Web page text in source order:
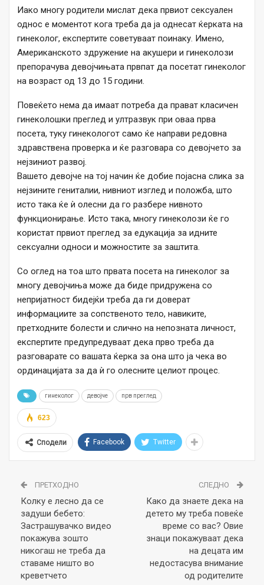
Иако многу родители мислат дека првиот сексуален
однос е моментот кога треба да ја однесат ќерката на
гинеколог, експертите советуваат поинаку. Имено,
Американското здружение на акушери и гинеколози
препорачува девојчињата првпат да посетат гинеколог
на возраст од 13 до 15 години.
Повеќето нема да имаат потреба да прават класичен
гинеколошки преглед и ултразвук при оваа прва
посета, туку гинекологот само ќе направи редовна
здравствена проверка и ќе разговара со девојчето за
нејзиниот развој.
Вашето девојче на тој начин ќе добие појасна слика за
нејзините гениталии, нивниот изглед и положба, што
исто така ќе ѝ олесни да го разбере нивното
функционирање. Исто така, многу гинеколози ќе го
користат првиот преглед за едукација за идните
сексуални односи и можностите за заштита.
Со оглед на тоа што првата посета на гинеколог за
многу девојчиња може да биде придружена со
непријатност бидејќи треба да ги доверат
информациите за сопственото тело, навиките,
претходните болести и слично на непозната личност,
експертите предупредуваат дека прво треба да
разговарате со вашата ќерка за она што ја чека во
ординацијата за да ѝ го олесните целиот процес.
гинеколог девојче прв преглед
623
Сподели Facebook Twitter
ПРЕТХОДНО
Колку е лесно да се
задуши бебето:
Застрашувачко видео
покажува зошто
никогаш не треба да
ставаме ништо во
креветчето
СЛЕДНО
Како да знаете дека на
детето му треба повеќе
време со вас? Овие
знаци покажуваат дека
на децата им
недостасува внимание
од родителите